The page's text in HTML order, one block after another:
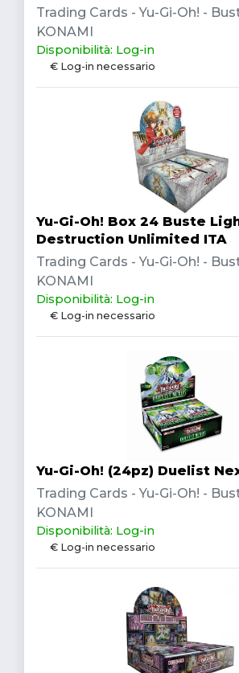
Trading Cards - Yu-Gi-Oh! -
KONAMI
Disponibilità: Log-in
€ Log-in necessario
Yu-Gi-Oh! Box 24 Buste
Destruction Unlimited ITA
Trading Cards - Yu-Gi-Oh! -
KONAMI
Disponibilità: Log-in
€ Log-in necessario
Yu-Gi-Oh! (24pz) Duelist
Trading Cards - Yu-Gi-Oh! -
KONAMI
Disponibilità: Log-in
€ Log-in necessario